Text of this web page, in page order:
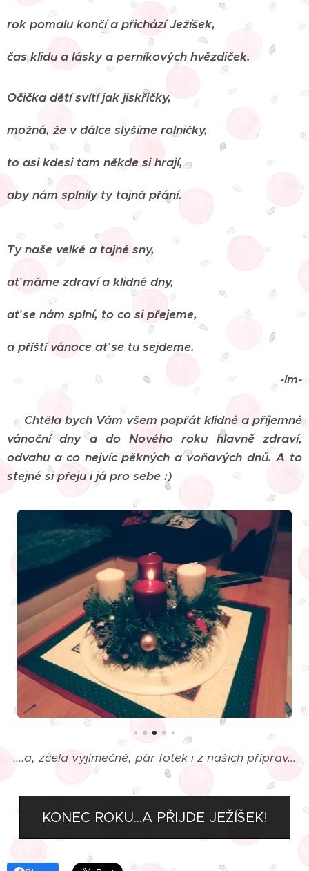
rok pomalu končí a přichází Ježíšek,
čas klidu a lásky a perníkových hvězdiček.
Očička dětí svítí jak jiskřičky,
možná, že v dálce slyšíme rolničky,
to asi kdesi tam někde si hrají,
aby nám splnily ty tajná přání.
Ty naše velké a tajné sny,
ať máme zdraví a klidné dny,
ať se nám splní, to co si přejeme,
a příští vánoce ať se tu sejdeme.
-lm-
Chtěla bych Vám všem popřát klidné a příjemné
vánoční dny a do Nového roku hlavně zdraví,
odvahu a co nejvíc pěkných a voňavých dnů. A to
stejné si přeju i já pro sebe :)
....a, zcela vyjímečně, pár fotek i z našich příprav...
KONEC ROKU...A PŘIJDE JEŽÍŠEK!